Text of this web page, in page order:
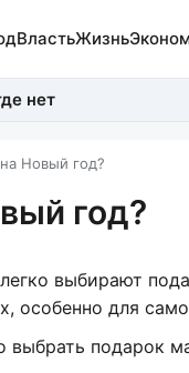
ВластьЖизнь
нет
Новый год?
год?
выбирают
особенно для
выбрать подарок